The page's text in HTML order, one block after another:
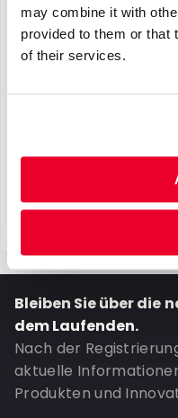
may combine it with
provided to them or that
of their services.
Nachricht*
Bleiben Sie über die
dem Laufenden.
Nach der
aktuelle
Produkten und